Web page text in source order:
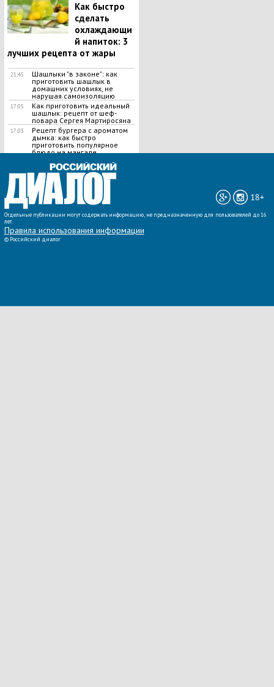
Как быстро
сделать
охлаждающи
й напиток: 3
лучших рецепта от жары
21:45
Шашлыки "в законе": как
приготовить шашлык в
домашних условиях, не
нарушая самоизоляцию
17:05
Как приготовить идеальный
шашлык​: рецепт от шеф-
повара Сергея Мартиросяна
17:03
Рецепт бургера с ароматом
дымка: как быстро
приготовить популярное
блюдо на мангале
ВСЕ НОВОСТИ »
18+
Отдельные публикации могут содержать информацию, не предназначенную для пользователей до 16
лет.
Правила использования информации
© Российский диалог